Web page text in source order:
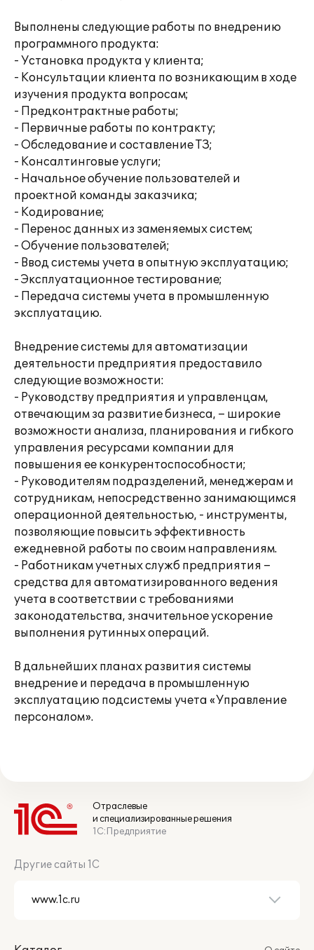
Выполнены следующие работы по внедрению
программного продукта:
- Установка продукта у клиента;
- Консультации клиента по возникающим в ходе
изучения продукта вопросам;
- Предконтрактные работы;
- Первичные работы по контракту;
- Обследование и составление ТЗ;
- Консалтинговые услуги;
- Начальное обучение пользователей и
проектной команды заказчика;
- Кодирование;
- Перенос данных из заменяемых систем;
- Обучение пользователей;
- Ввод системы учета в опытную эксплуатацию;
- Эксплуатационное тестирование;
- Передача системы учета в промышленную
эксплуатацию.
Внедрение системы для автоматизации
деятельности предприятия предоставило
следующие возможности:
- Руководству предприятия и управленцам,
отвечающим за развитие бизнеса, – широкие
возможности анализа, планирования и гибкого
управления ресурсами компании для
повышения ее конкурентоспособности;
- Руководителям подразделений, менеджерам и
сотрудникам, непосредственно занимающимся
операционной деятельностью, - инструменты,
позволяющие повысить эффективность
ежедневной работы по своим направлениям.
- Работникам учетных служб предприятия –
средства для автоматизированного ведения
учета в соответствии с требованиями
законодательства, значительное ускорение
выполнения рутинных операций.
В дальнейших планах развития системы
внедрение и передача в промышленную
эксплуатацию подсистемы учета «Управление
персоналом».
Отраслевые
и специализированные решения
1С:Предприятие
Другие сайты 1С